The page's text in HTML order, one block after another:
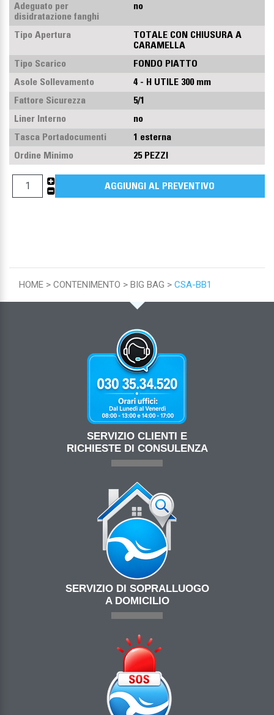
Adeguato per
disidratazione fanghi
no
Tipo Apertura
TOTALE CON CHIUSURA A
CARAMELLA
Tipo Scarico
FONDO PIATTO
Asole Sollevamento
4 - H UTILE 300 mm
Fattore Sicurezza
5/1
Liner Interno
no
Tasca Portadocumenti
1 esterna
Ordine Minimo
25 PEZZI
+
-
AGGIUNGI AL PREVENTIVO
HOME CONTENIMENTO BIG BAG CSA-BB1
SERVIZIO CLIENTI E
RICHIESTE DI CONSULENZA
SERVIZIO DI SOPRALLUOGO
A DOMICILIO